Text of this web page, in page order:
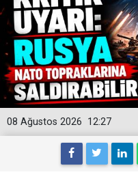
12:27
08 Ağustos 2026